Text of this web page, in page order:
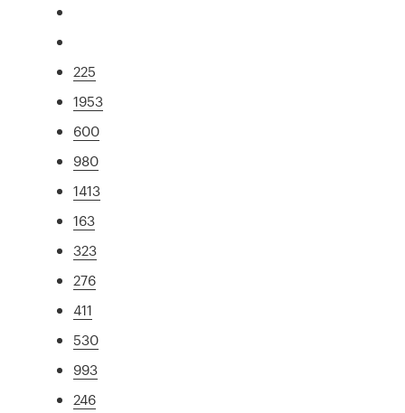
225
1953
600
980
1413
163
323
276
411
530
993
246